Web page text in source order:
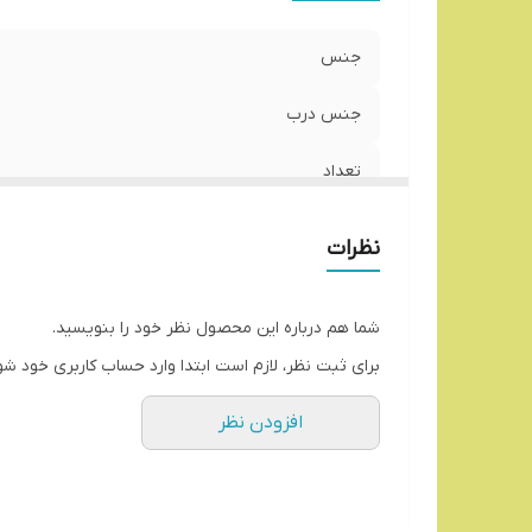
جنس
جنس درب
تعداد
نظرات
شما هم درباره این محصول نظر خود را بنویسید.
برای ثبت نظر، لازم است ابتدا وارد حساب کاربری خود
افزودن نظر